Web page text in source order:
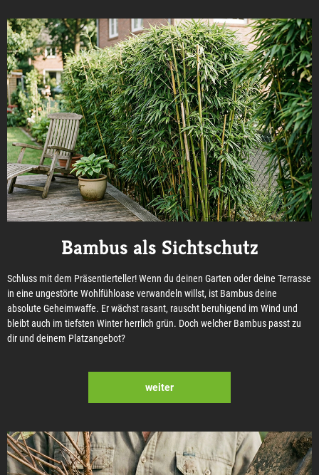
Bambus als Sichtschutz
Schluss mit dem Präsentierteller! Wenn du deinen Garten oder deine Terrasse
in eine ungestörte Wohlfühloase verwandeln willst, ist Bambus deine
absolute Geheimwaffe. Er wächst rasant, rauscht beruhigend im Wind und
bleibt auch im tiefsten Winter herrlich grün. Doch welcher Bambus passt zu
dir und deinem Platzangebot?
weiter